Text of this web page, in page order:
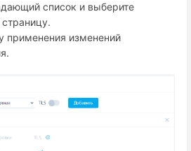
список и выберите
применения изменений